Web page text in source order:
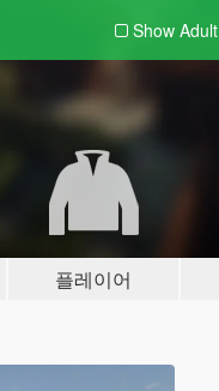
Show Adult
플레이어